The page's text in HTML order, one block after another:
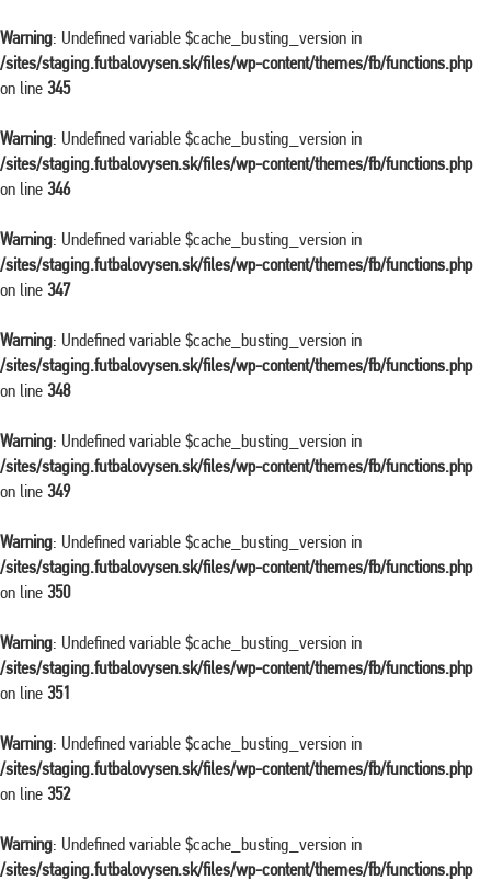
Warning: Undefined variable $cache_busting_version in
/sites/staging.futbalovysen.sk/files/wp-content/themes/fb/functions.php
on line 345
Warning: Undefined variable $cache_busting_version in
/sites/staging.futbalovysen.sk/files/wp-content/themes/fb/functions.php
on line 346
Warning: Undefined variable $cache_busting_version in
/sites/staging.futbalovysen.sk/files/wp-content/themes/fb/functions.php
on line 347
Warning: Undefined variable $cache_busting_version in
/sites/staging.futbalovysen.sk/files/wp-content/themes/fb/functions.php
on line 348
Warning: Undefined variable $cache_busting_version in
/sites/staging.futbalovysen.sk/files/wp-content/themes/fb/functions.php
on line 349
Warning: Undefined variable $cache_busting_version in
/sites/staging.futbalovysen.sk/files/wp-content/themes/fb/functions.php
on line 350
Warning: Undefined variable $cache_busting_version in
/sites/staging.futbalovysen.sk/files/wp-content/themes/fb/functions.php
on line 351
Warning: Undefined variable $cache_busting_version in
/sites/staging.futbalovysen.sk/files/wp-content/themes/fb/functions.php
on line 352
Warning: Undefined variable $cache_busting_version in
/sites/staging.futbalovysen.sk/files/wp-content/themes/fb/functions.php